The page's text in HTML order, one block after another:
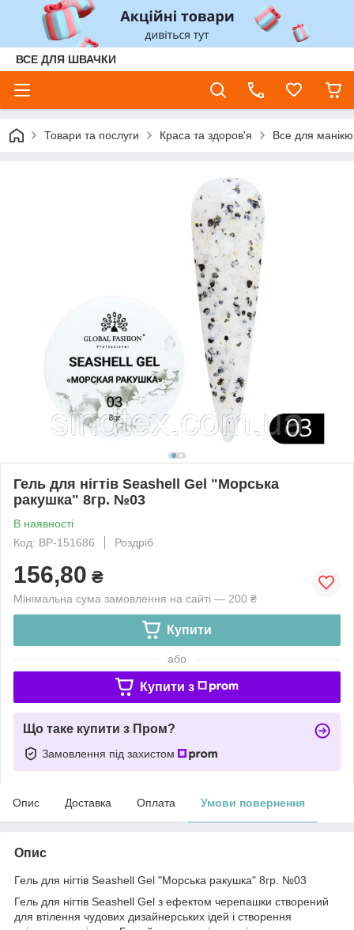
ВСЕ ДЛЯ ШВАЧКИ
Товари та послуги Краса та здоров'я Все для
Гель для нігтів Seashell Gel "Морська
ракушка" 8гр. №03
В наявності
Код: ВР-151686
Роздріб
156,80 ₴
Мінімальна сума замовлення на сайті — 200 ₴
Купити
або
Купити з
Що таке купити з Пром?
Замовлення під захистом
Опис Доставка Оплата Умови повернення
Опис
Гель для нігтів Seashell Gel "Морська ракушка" 8гр. №03
Гель для нігтів Seashell Gel з ефектом черепашки створений
для втілення чудових дизайнерських ідей і створення